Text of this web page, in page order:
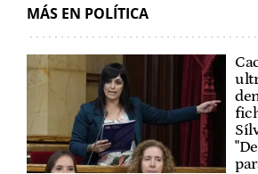
MÁS EN POLÍTICA